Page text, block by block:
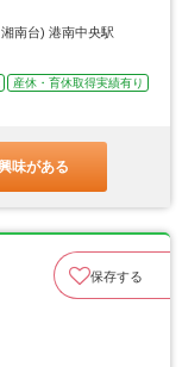
南台) 港南中央駅
産休・育休取得実績有り
味がある
保存する